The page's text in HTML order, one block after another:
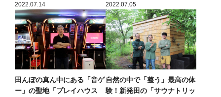
2022.07.14 2022.07.05
田んぼの真ん中にある「音ゲ
ー」の聖地「プレイハウス
自然の中で「整う」最高の体
験！新発田の「サウナトリッ